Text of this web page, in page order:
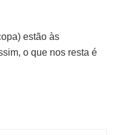
estão às
o que nos resta é